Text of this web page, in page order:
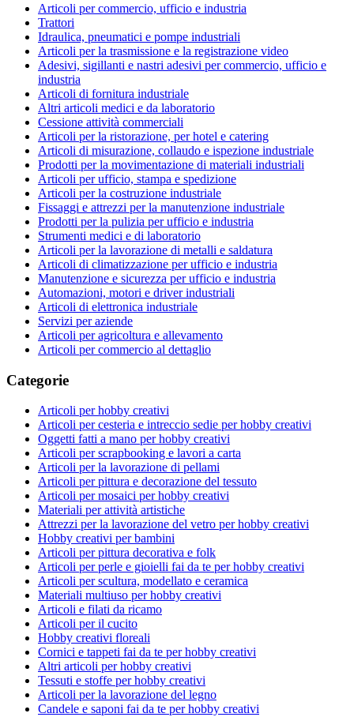
Articoli per commercio, ufficio e industria
Trattori
Idraulica, pneumatici e pompe industriali
Articoli per la trasmissione e la registrazione video
Adesivi, sigillanti e nastri adesivi per commercio, ufficio e
industria
Articoli di fornitura industriale
Altri articoli medici e da laboratorio
Cessione attività commerciali
Articoli per la ristorazione, per hotel e catering
Articoli di misurazione, collaudo e ispezione industriale
Prodotti per la movimentazione di materiali industriali
Articoli per ufficio, stampa e spedizione
Articoli per la costruzione industriale
Fissaggi e attrezzi per la manutenzione industriale
Prodotti per la pulizia per ufficio e industria
Strumenti medici e di laboratorio
Articoli per la lavorazione di metalli e saldatura
Articoli di climatizzazione per ufficio e industria
Manutenzione e sicurezza per ufficio e industria
Automazioni, motori e driver industriali
Articoli di elettronica industriale
Servizi per aziende
Articoli per agricoltura e allevamento
Articoli per commercio al dettaglio
Categorie
Articoli per hobby creativi
Articoli per cesteria e intreccio sedie per hobby creativi
Oggetti fatti a mano per hobby creativi
Articoli per scrapbooking e lavori a carta
Articoli per la lavorazione di pellami
Articoli per pittura e decorazione del tessuto
Articoli per mosaici per hobby creativi
Materiali per attività artistiche
Attrezzi per la lavorazione del vetro per hobby creativi
Hobby creativi per bambini
Articoli per pittura decorativa e folk
Articoli per perle e gioielli fai da te per hobby creativi
Articoli per scultura, modellato e ceramica
Materiali multiuso per hobby creativi
Articoli e filati da ricamo
Articoli per il cucito
Hobby creativi floreali
Cornici e tappeti fai da te per hobby creativi
Altri articoli per hobby creativi
Tessuti e stoffe per hobby creativi
Articoli per la lavorazione del legno
Candele e saponi fai da te per hobby creativi